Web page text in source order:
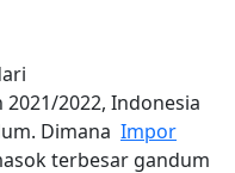
2021/2022, Indonesia
Dimana Impor
terbesar gandum